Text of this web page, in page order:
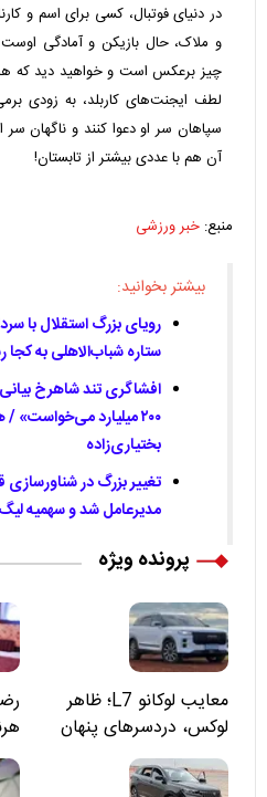
در دنیای فوتبال، کسی برای اسم و
و ملاک، حال بازیکن و آمادگی اوست
چیز برعکس است و خواهید دید که
لطف ایجنت‌های کاربلد، به زودی
سپاهان سر او دعوا کنند و ناگهان سر
آن هم با عددی بیشتر از تابستان!
منبع: خبر ورزشی
بیشتر بخوانید:
رویای بزرگ استقلال با
ستاره شباب‌الاهلی به کجا
افشاگری تند شاهرخ بیانی
۲۰۰ میلیارد
بختیاری‌زاده
تغییر بزرگ در
مدیرعامل شد و سهمیه لیگ
پرونده ویژه
معایب لوکانو L7؛ ظاهر
لوکس، دردسرهای پنهان